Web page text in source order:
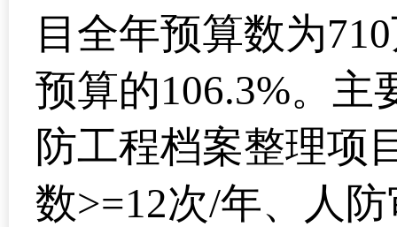
目全年预算数为
预算的106.3%。
防工程档案整理项
数>=12次/年、人